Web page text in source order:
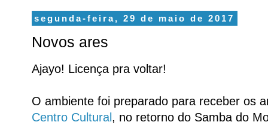
segunda-feira, 29 de maio de 2017
Novos ares
Ajayo! Licença pra voltar!
O ambiente foi preparado para receber os
Centro Cultural , no retorno do Samba do